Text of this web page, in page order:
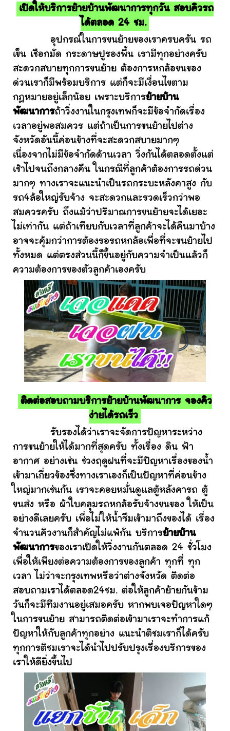
เปิดให้บริการย้ายบ้านพัฒนาการทุกวัน สอบคิวรถ
ได้ตลอด 24 ชม.
อุปกรณ์ในการขนย้ายของเราครบครัน รถ
เข็น เชือกมัด กระดาษปูรองพื้น เรามีทุกอย่างครับ
สะดวกสบายทุกการขนย้าย ต้องการหกล้อขนของ
ด่วนเราก็มีพร้อมบริการ แต่ก็จะมีเงื่อนไขตาม
กฎหมายอยู่เล็กน้อย เพราะบริการย้ายบ้าน
พัฒนาการถ้าวิ่งงานในกรุงเทพก็จะมีข้อจำกัดเรื่อง
เวลาอยู่พอสมควร แต่ถ้าเป็นการขนย้ายไปต่าง
จังหวัดอันนี้ค่อนข้างที่จะสะดวกสบายมากๆ
เนื่องจากไม่มีข้อจำกัดด้านเวลา วิ่งกันได้ตลอดตั้งแต่
เช้าไปจนถึงกลางคืน ในกรณีที่ลูกค้าต้องการรถด่วน
มากๆ ทางเราจะแนะนำเป็นรถกระบะหลังคาสูง กับ
รถ4ล้อใหญ่รับจ้าง จะสะดวกและรวดเร็วกว่าพอ
สมควรครับ ถึงแม้ว่าปริมาณการขนย้ายจะได้เยอะ
ไม่เท่ากัน แต่ถ้าเทียบกับเวลาที่ลูกค้าจะได้คืนมาบ้าง
อาจจะคุ้มกว่าการต้องรอรถหกล้อเพื่อที่จะขนย้ายไป
ทั้งหมด แต่ตรงส่วนนี้ก็ขึ้นอยู่กับความจำเป็นแล้วก็
ความต้องการของตัวลูกค้าเองครับ
ติดต่อสอบถามบริการย้ายบ้านพัฒนาการ จองคิว
ง่ายได้รถเร็ว
รับรองได้ว่าเราจะจัดการปัญหาระหว่าง
การขนย้ายให้ได้มากที่สุดครับ ทั้งเรื่อง ดิน ฟ้า
อากาศ อย่างเช่น ช่วงฤดูฝนที่จะมีปัญหาเรื่องของน้ำ
เข้ามาเกี่ยวข้องซึ่งทางเราเองก็เป็นปัญหาที่ค่อนข้าง
ใหญ่มากเช่นกัน เราจะคอยหมั่นดูแลตู้หลังคารถ ตู้
ขนส่ง หรือ ผ้าใบคลุมรถหกล้อรับจ้างขนของ ให้เป็น
อย่างดีเลยครับ เพื่อไม่ให้น้ำซึมเข้ามาถึงของได้ เรื่อง
จำนวนคิวงานก็สำคัญไม่แพ้กัน บริการย้ายบ้าน
พัฒนาการของเราเปิดให้วิ่งงานกันตลอด 24 ชั่วโมง
เพื่อให้เพียงต่อความต้องการของลูกค้า ทุกที่ ทุก
เวลา ไม่ว่าจะกรุงเทพหรือว่าต่างจังหวัด ติดต่อ
สอบถามเราได้ตลอด24ชม. ต่อให้ลูกค้าย้ายกันข้าม
วันก็จะมีทีมงานอยู่เสมอครับ หากพบเจอปัญหาใดๆ
ในการขนย้าย สามารถติดต่อเข้ามาเราจะทำการแก้
ปัญหาให้กับลูกค้าทุกอย่าง แนะนำติชมเราก็ได้ครับ
ทุกการติชมเราจะได้นำไปปรับปรุงเรื่องบริการของ
เราให้ดียิ่งขึ้นไป